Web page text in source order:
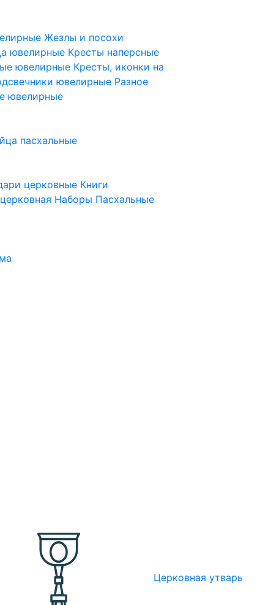
Жезлы и посохи
ювелирные Кресты наперсные
ювелирные Кресты, иконки на
ювелирные Разное
ювелирные
пасхальные
церковные Книги
Наборы Пасхальные
Церковная утварь